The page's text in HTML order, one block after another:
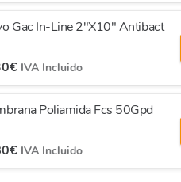
Gac In-Line 2"X10" Antibact
€ IVA Incluido
Poliamida Fcs 50Gpd
€ IVA Incluido